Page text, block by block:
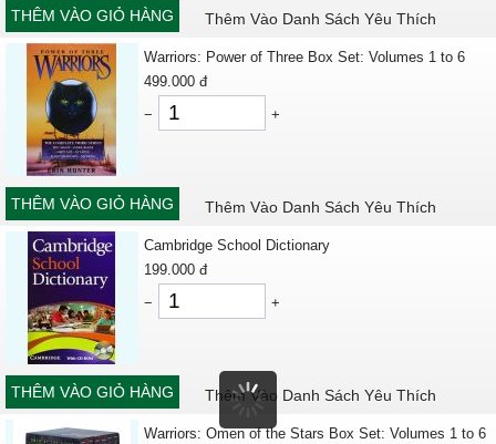
THÊM VÀO GIỎ HÀNG Thêm Vào Danh Sách Yêu Thích
Warriors: Power of Three Box Set: Volumes 1 to 6
499.000 đ
−
+
THÊM VÀO GIỎ HÀNG Thêm Vào Danh Sách Yêu Thích
Cambridge School Dictionary
199.000 đ
−
+
THÊM VÀO GIỎ HÀNG Thêm Vào Danh Sách Yêu Thích
Warriors: Omen of the Stars Box Set: Volumes 1 to 6